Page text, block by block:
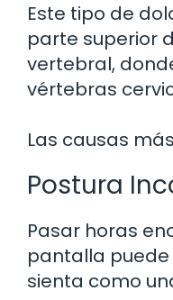
Este tipo de
parte superior
vertebral,
vértebras
Las causas
Postura
Pasar horas
pantalla puede
sienta como